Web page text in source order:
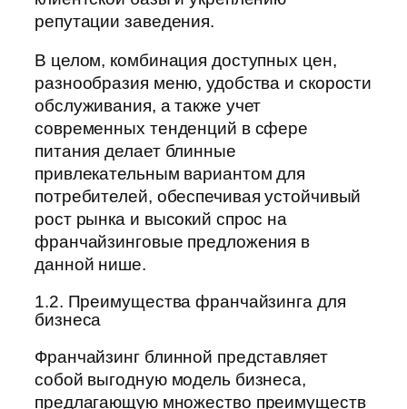
репутации заведения.
В целом, комбинация доступных цен,
разнообразия меню, удобства и скорости
обслуживания, а также учет
современных тенденций в сфере
питания делает блинные
привлекательным вариантом для
потребителей, обеспечивая устойчивый
рост рынка и высокий спрос на
франчайзинговые предложения в
данной нише.
1.2. Преимущества франчайзинга для
бизнеса
Франчайзинг блинной представляет
собой выгодную модель бизнеса,
предлагающую множество преимуществ